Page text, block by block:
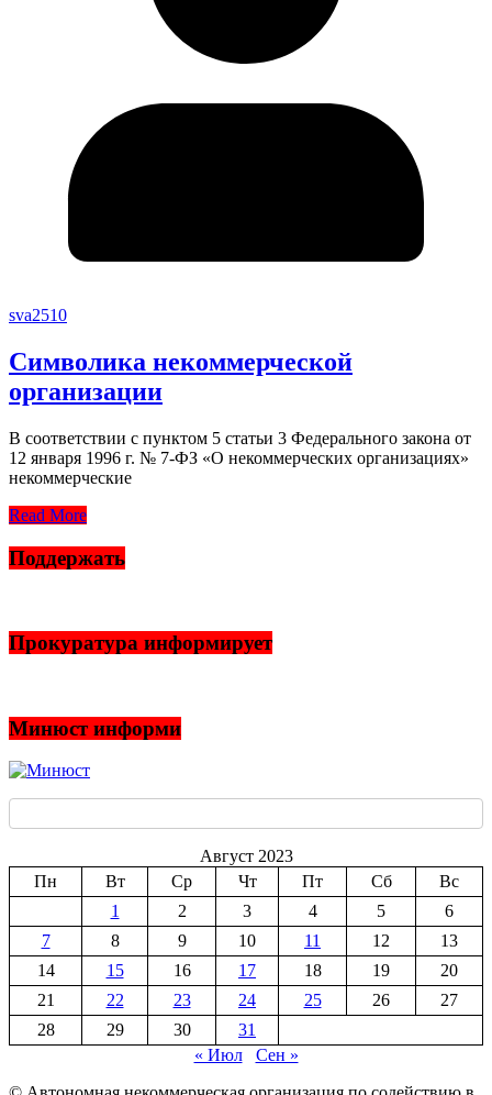
sva2510
Символика некоммерческой
организации
В соответствии с пунктом 5 статьи 3 Федерального закона от
12 января 1996 г. № 7-ФЗ «О некоммерческих организациях»
некоммерческие
Read More
Поддержать
Прокуратура информирует
Минюст информи
Август 2023
Пн
Вт Ср Чт Пт Сб
Вс
1
2 3 4 5
6
7
8 9 10 11 12
13
14
15 16 17 18 19
20
21
22 23 24 25 26
27
28
29 30
31
« Июл
Сен »